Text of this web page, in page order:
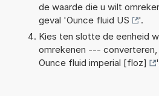
de waarde die u wilt
geval 'Ounce fluid US
'.
Kies ten slotte de eenheid
omrekenen --- converteren,
Ounce fluid imperial [floz]